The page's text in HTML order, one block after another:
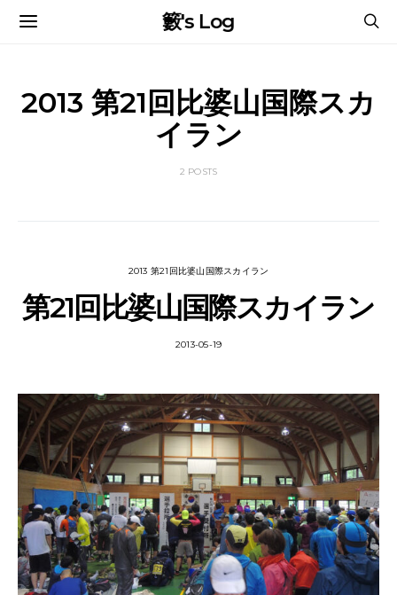
籔's Log
2013 第21回比婆山国際スカ
イラン
2 POSTS
2013 第21回比婆山国際スカイラン
第21回比婆山国際スカイラン
2013-05-19